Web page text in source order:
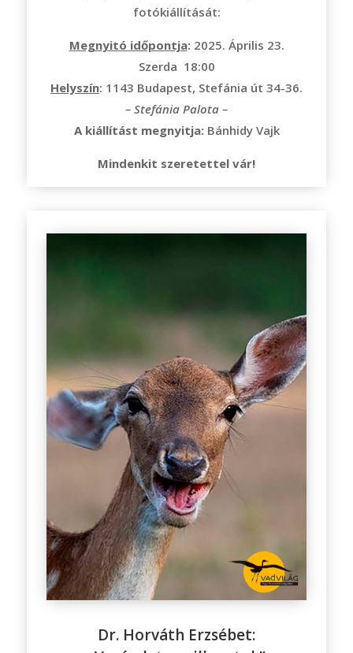
fotókiállítását:
Megnyitó időpontja:2025. Április 23.
Szerda 18:00
Helyszín: 1143 Budapest, Stefánia út 34-36.
– Stefánia Palota –
A kiállítást megnyitja: Bánhidy Vajk
Mindenkit szeretettel vár!
Dr. Horváth Erzsébet: